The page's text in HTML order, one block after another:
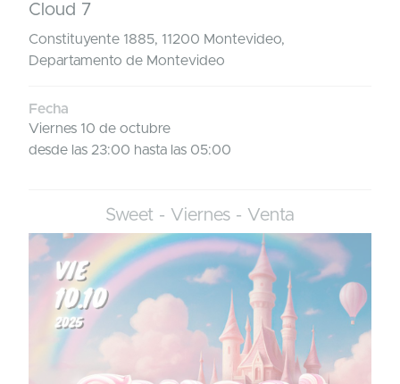
Cloud 7
Constituyente 1885, 11200 Montevideo,
Departamento de Montevideo
Fecha
Viernes 10 de octubre
desde las 23:00 hasta las 05:00
Sweet - Viernes - Venta